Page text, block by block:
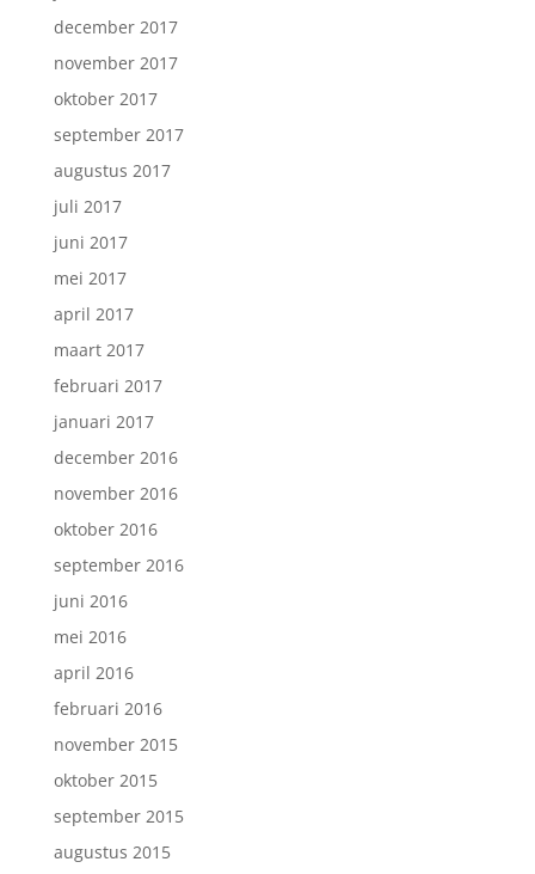
december 2017
november 2017
oktober 2017
september 2017
augustus 2017
juli 2017
juni 2017
mei 2017
april 2017
maart 2017
februari 2017
januari 2017
december 2016
november 2016
oktober 2016
september 2016
juni 2016
mei 2016
april 2016
februari 2016
november 2015
oktober 2015
september 2015
augustus 2015